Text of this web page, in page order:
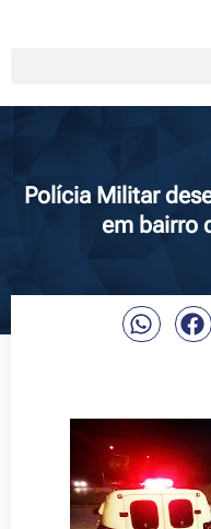
Polícia Militar
em bairro